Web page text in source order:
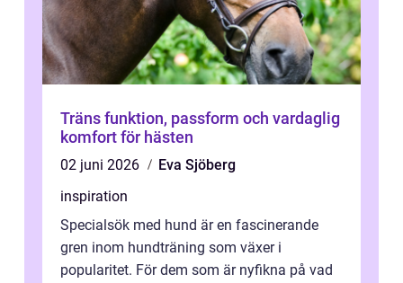
Träns funktion, passform och vardaglig
komfort för hästen
02 juni 2026
Eva Sjöberg
inspiration
Specialsök med hund är en fascinerande
gren inom hundträning som växer i
popularitet. För dem som är nyfikna på vad